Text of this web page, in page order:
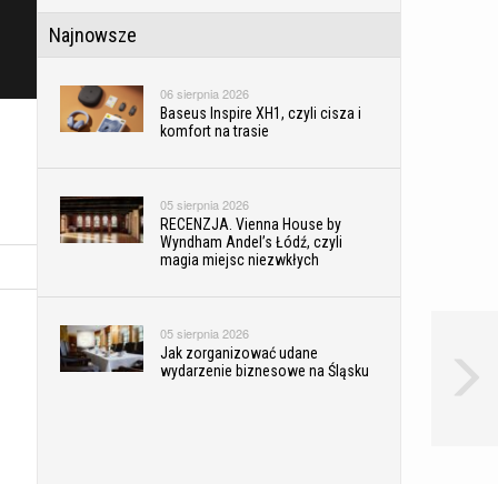
Najnowsze
06 sierpnia 2026
Baseus Inspire XH1, czyli cisza i
komfort na trasie
05 sierpnia 2026
RECENZJA. Vienna House by
Wyndham Andel’s Łódź, czyli
magia miejsc niezwkłych
05 sierpnia 2026
Jak zorganizować udane
wydarzenie biznesowe na Śląsku